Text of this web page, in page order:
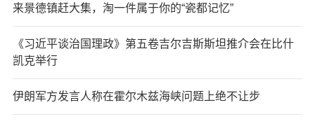
来景德镇赶大集，淘一件属于你的“瓷都记忆”
《习近平谈治国理政》第五卷吉尔吉斯斯坦推介会在比什
凯克举行
伊朗军方发言人称在霍尔木兹海峡问题上绝不让步